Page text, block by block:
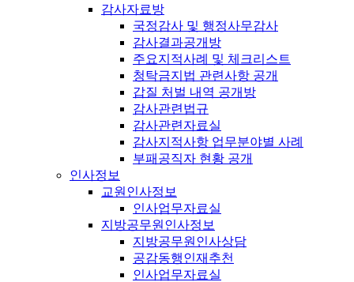
감사자료방
국정감사 및 행정사무감사
감사결과공개방
주요지적사례 및 체크리스트
청탁금지법 관련사항 공개
갑질 처벌 내역 공개방
감사관련법규
감사관련자료실
감사지적사항 업무분야별 사례
부패공직자 현황 공개
인사정보
교원인사정보
인사업무자료실
지방공무원인사정보
지방공무원인사상담
공감동행인재추천
인사업무자료실